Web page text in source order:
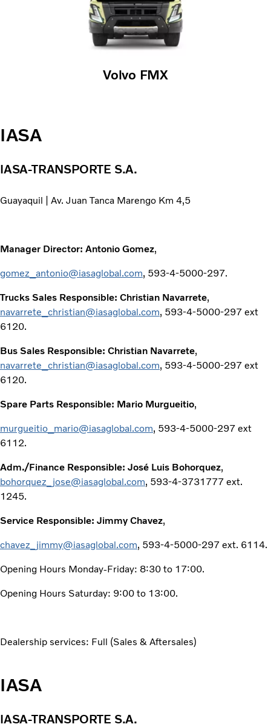
Volvo FMX
IASA
IASA-TRANSPORTE S.A.
Guayaquil | Av. Juan Tanca Marengo Km 4,5
Manager Director: Antonio Gomez,
gomez_antonio@iasaglobal.com, 593-4-5000-297.
Trucks Sales Responsible: Christian Navarrete,
navarrete_christian@iasaglobal.com, 593-4-5000-297 ext
6120.
Bus Sales Responsible: Christian Navarrete,
navarrete_christian@iasaglobal.com, 593-4-5000-297 ext
6120.
Spare Parts Responsible: Mario Murgueitio,
murgueitio_mario@iasaglobal.com, 593-4-5000-297 ext
6112.
Adm./Finance Responsible: José Luis Bohorquez,
bohorquez_jose@iasaglobal.com, 593-4-3731777 ext.
1245.
Service Responsible: Jimmy Chavez,
chavez_jimmy@iasaglobal.com, 593-4-5000-297 ext. 6114.
Opening Hours Monday-Friday: 8:30 to 17:00.
Opening Hours Saturday: 9:00 to 13:00.
Dealership services: Full (Sales & Aftersales)
IASA
IASA-TRANSPORTE S.A.